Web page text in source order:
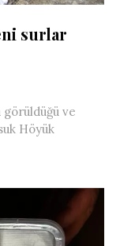
surlar
ve
Höyük